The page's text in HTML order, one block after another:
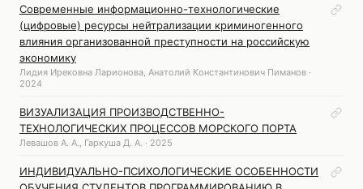
Современные информационно-технологические
(цифровые) ресурсы нейтрализации криминогенного
влияния организованной преступности на российскую
экономику
Лидия Ирековна Ларионова, Анатолий Константинович Пиманов ·
2024
ВИЗУАЛИЗАЦИЯ ПРОИЗВОДСТВЕННО-
ТЕХНОЛОГИЧЕСКИХ ПРОЦЕССОВ МОРСКОГО ПОРТА
Левашов А. А., Гаркуша Д. А. · 2025
ИНДИВИДУАЛЬНО-ПСИХОЛОГИЧЕСКИЕ ОСОБЕННОСТИ